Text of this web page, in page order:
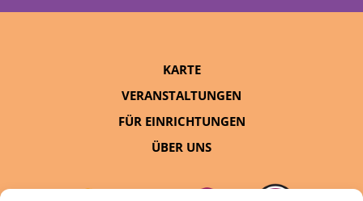
KARTE
VERANSTALTUNGEN
FÜR EINRICHTUNGEN
ÜBER UNS